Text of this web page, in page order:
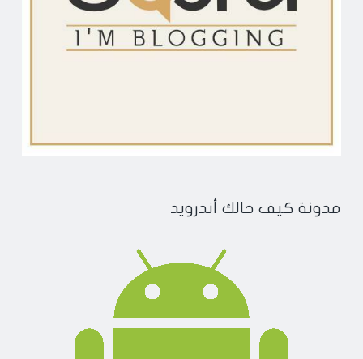
مدونة كيف حالك أندرويد